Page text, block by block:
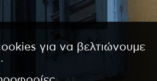
για να βελτιώνουμε